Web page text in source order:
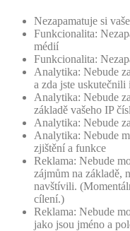
Nezapamatuje si
Funkcionalita:
médií
Funkcionalita:
Analytika: Nebude
a zda jste uskutečnili
Analytika: Nebude
základě vašeho IP
Analytika: Nebude
Analytika: Nebude
zjištění a funkce
Reklama: Nebude
zájmům na základě,
navštívili.
cílení.)
Reklama: Nebude
jako jsou jméno a